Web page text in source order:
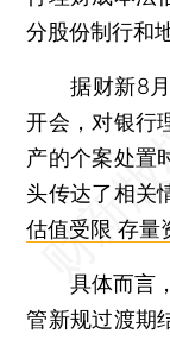
分股份制行和
据财新8月
开会，对银行
产的个案处置
头传达了相关
估值受限 存量
具体而言，
管新规过渡期